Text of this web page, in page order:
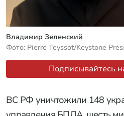
Владимир Зеленский
Фото: Pierre Teyssot/Keystone
Подписывайтесь
ВС РФ уничтожили 148